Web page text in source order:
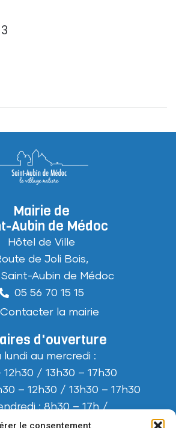
le consentement
Mairie de
Aubin de Médoc
Hôtel de Ville
de Joli Bois,
Saint-Aubin de Médoc
05 56 70 15 15
Contacter la mairie
d'ouverture
lundi au mercredi :
12h30 / 13h30 – 17h30
– 12h30 / 13h30 – 17h30
: 8h30 – 17h /
continue)